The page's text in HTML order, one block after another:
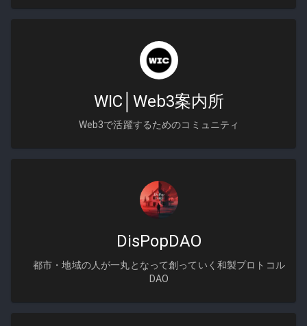
WIC│Web3案内所
Web3で活躍するためのコミュニティ
DisPopDAO
都市・地域の人が一丸となって創っていく和製プロトコル
DAO